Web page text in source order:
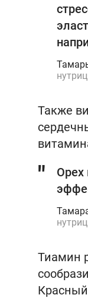
Также
Орех
Тиамин